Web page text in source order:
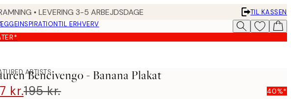
• LEVERING 3-5 ARBEJDSDAGE
TIL KASSEN
INSPIRATIONTIL ERHVERV
ARTISTS
Bencivengo - Banana Plakat
kr.195 kr. 40%*